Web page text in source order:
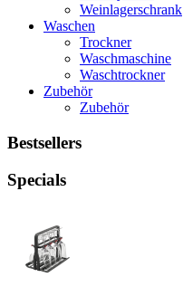
Weinlagerschrank
Waschen
Trockner
Waschmaschine
Waschtrockner
Zubehör
Zubehör
Bestsellers
Specials